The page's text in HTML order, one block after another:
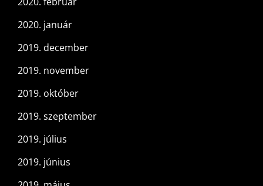
2020. január
2019. december
2019. november
2019. október
2019. szeptember
2019. július
2019. június